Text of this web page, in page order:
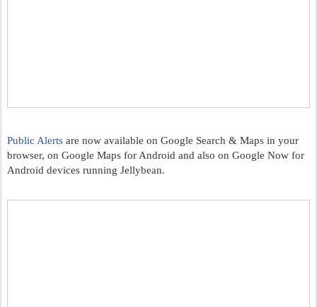
Public Alerts are now available on Google Search & Maps in your
browser, on Google Maps for Android and also on Google Now for
Android devices running Jellybean.